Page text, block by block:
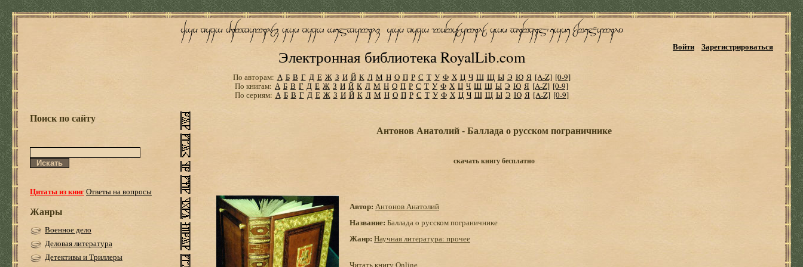
Электронная библиотека RoyalLib.com
Войти Зарегистрироваться
По авторам: А Б В Г Д Е Ж З И Й К Л М Н О П Р С Т У Ф Х Ц Ч Ш Щ Ы Э Ю Я [A-Z] [0-9]
По книгам: А Б В Г Д Е Ж З И Й К Л М Н О П Р С Т У Ф Х Ц Ч Ш Щ Ы Э Ю Я [A-Z] [0-9]
По сериям: А Б В Г Д Е Ж З И Й К Л М Н О П Р С Т У Ф Х Ц Ч Ш Щ Ы Э Ю Я [A-Z] [0-9]
Поиск по сайту
Цитаты из книгОтветы на вопросы
Жанры
Военное дело
Деловая литература
Детективы и Триллеры
Антонов Анатолий - Баллада о русском пограничнике
скачать книгу бесплатно
Автор: Антонов Анатолий
Название: Баллада о русском пограничнике
Жанр: Научная литература: прочее
Читать книгу Online